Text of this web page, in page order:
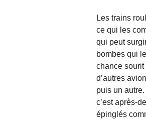
Les trains
ce qui les
qui peut
bombes qui
chance
d’autres
puis un
c’est après-
épinglés